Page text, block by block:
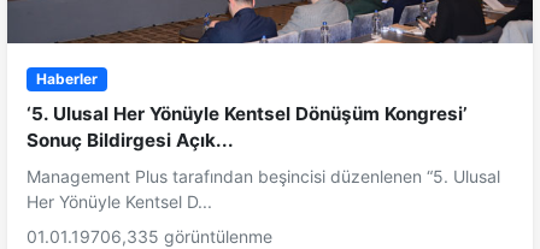
Haberler
‘5. Ulusal Her Yönüyle Kentsel Dönüşüm Kongresi’
Sonuç Bildirgesi Açık...
Management Plus tarafından beşincisi düzenlenen “5. Ulusal
Her Yönüyle Kentsel D...
01.01.19706,335 görüntülenme